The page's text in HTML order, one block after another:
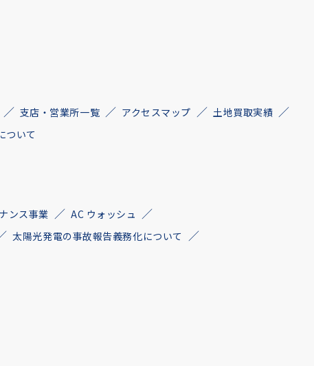
支店・営業所一覧 アクセスマップ
土地買取実績
ついて
ンス事業
AC ウォッシュ
太陽光発電の事故報告義務化について